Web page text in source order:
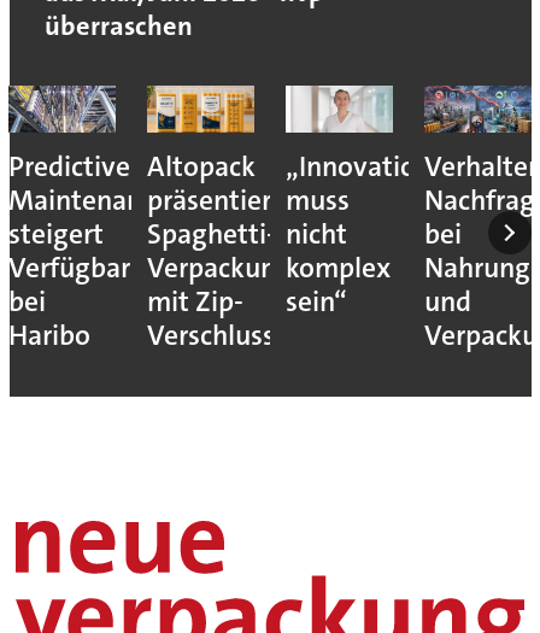
überraschen
Predictive
Maintenance
steigert
Verfügbarkeit
bei
Haribo
Altopack
präsentiert
Spaghetti-
Verpackung
mit Zip-
Verschluss
„Innovation
muss
nicht
komplex
sein“
bei
und